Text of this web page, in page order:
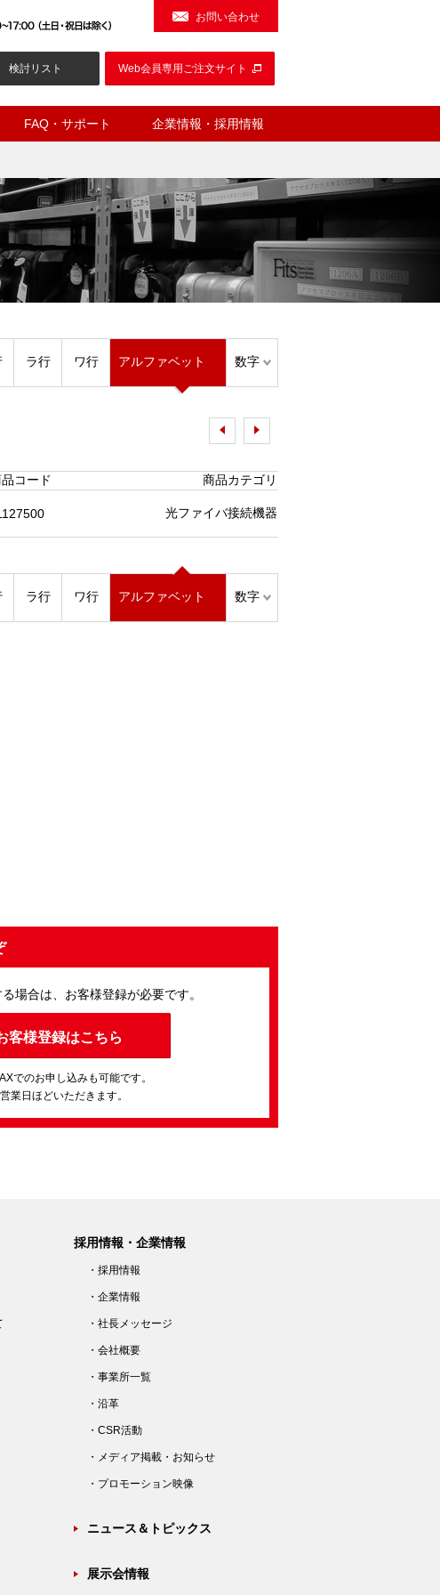
お問い合わせ
検討リスト Web会員専用ご注文サイト
FAQ・サポート 企業情報・採用情報
ラ行 ワ行 アルファベット 数字
コード 商品カテゴリ
光ファイバ接続機器
ラ行 ワ行 アルファベット 数字
場合は、お客様登録が必要です。
客様登録はこちら
でのお申し込みも可能です。
業日ほどいただきます。
採用情報・企業情報
・採用情報
・企業情報
・社長メッセージ
・会社概要
・事業所一覧
・沿革
・CSR活動
・メディア掲載・お知らせ
・プロモーション映像
ニュース＆トピックス
展示会情報